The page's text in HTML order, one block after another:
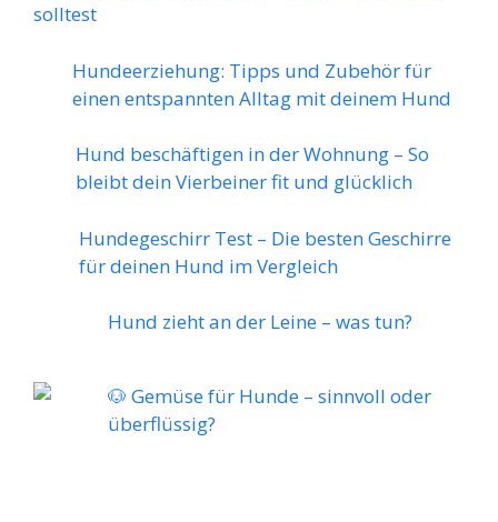
solltest
Hundeerziehung: Tipps und Zubehör für
einen entspannten Alltag mit deinem Hund
Hund beschäftigen in der Wohnung – So
bleibt dein Vierbeiner fit und glücklich
Hundegeschirr Test – Die besten Geschirre
für deinen Hund im Vergleich
Hund zieht an der Leine – was tun?
🐶 Gemüse für Hunde – sinnvoll oder
überflüssig?